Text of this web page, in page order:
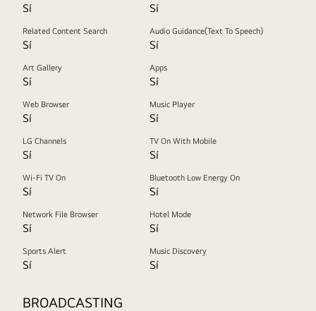
Sí Sí
Related Content Search
Sí
Audio Guidance(Text To Speech)
Sí
Art Gallery
Sí
Apps
Sí
Web Browser
Sí
Music Player
Sí
LG Channels
Sí
TV On With Mobile
Sí
Wi-Fi TV On
Sí
Bluetooth Low Energy On
Sí
Network File Browser
Sí
Hotel Mode
Sí
Sports Alert
Sí
Music Discovery
Sí
BROADCASTING